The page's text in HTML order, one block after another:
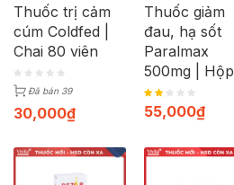
Thuốc trị cảm
cúm Coldfed |
Chai 80 viên
Đã bán 39
30,000₫
Thuốc giảm
đau, hạ sốt
Paralmax
500mg | Hộp
120 viên
55,000₫